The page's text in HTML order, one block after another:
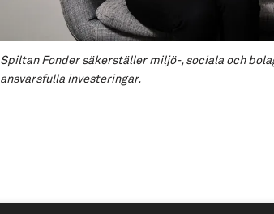
Spiltan Fonder säkerställer miljö-, sociala och
ansvarsfulla investeringar.